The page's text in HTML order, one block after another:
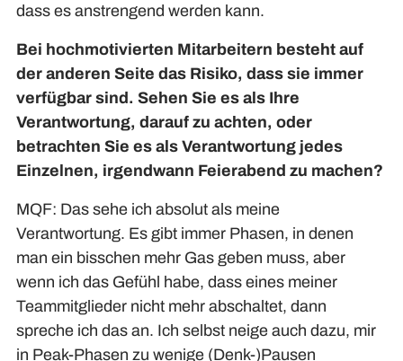
dass es anstrengend werden kann.
Bei hochmotivierten Mitarbeitern besteht auf
der anderen Seite das Risiko, dass sie immer
verfügbar sind. Sehen Sie es als Ihre
Verantwortung, darauf zu achten, oder
betrachten Sie es als Verantwortung jedes
Einzelnen, irgendwann Feierabend zu machen?
MQF: Das sehe ich absolut als meine
Verantwortung. Es gibt immer Phasen, in denen
man ein bisschen mehr Gas geben muss, aber
wenn ich das Gefühl habe, dass eines meiner
Teammitglieder nicht mehr abschaltet, dann
spreche ich das an. Ich selbst neige auch dazu, mir
in Peak-Phasen zu wenige (Denk-)Pausen